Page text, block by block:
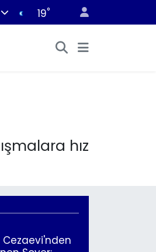
19°
hız
Cezaevi'nden